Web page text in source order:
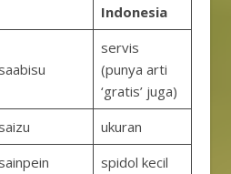
Indonesia
saabisu
servis
(punya arti
‘gratis’ juga)
saizu
ukuran
sainpein
spidol kecil